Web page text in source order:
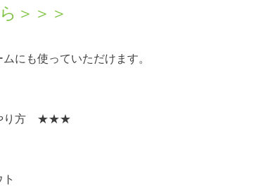
＞＞＞
にも使っていただけます。
り方 ★★★